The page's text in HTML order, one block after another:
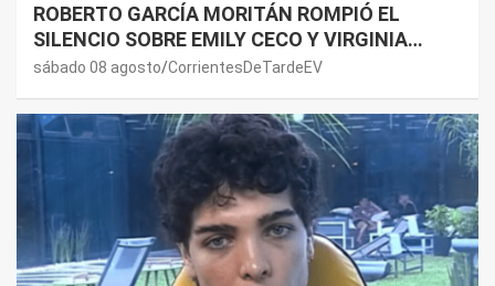
ROBERTO GARCÍA MORITÁN ROMPIÓ EL
SILENCIO SOBRE EMILY CECO Y VIRGINIA
GALLARDO: “DEDÍQUENSE A SUS VIDAS”
sábado 08 agosto CorrientesDeTardeEV